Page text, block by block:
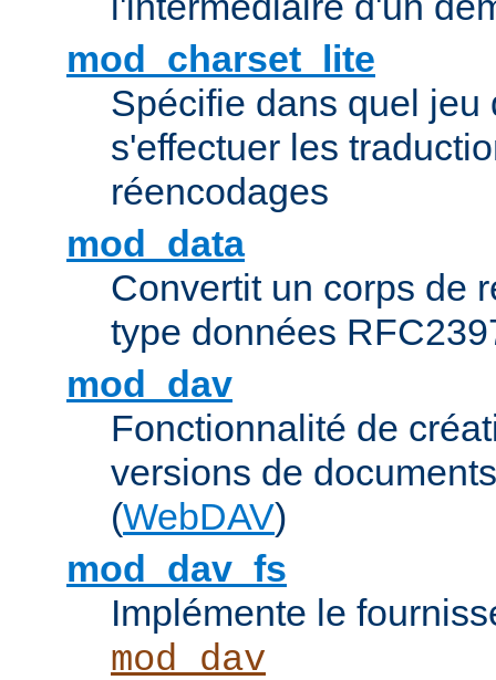
mod_charset_lite
Spécifie dans quel jeu
s'effectuer les
réencodages
mod_data
Convertit un corps de
type données
mod_dav
Fonctionnalité de
versions de
(WebDAV)
mod_dav_fs
Implémente le
mod_dav